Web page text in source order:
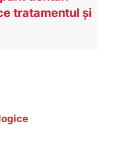
tratamentul și